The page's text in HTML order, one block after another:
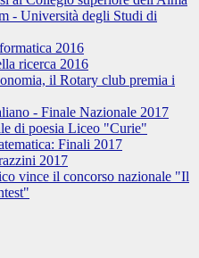
- Università degli Studi di
2016
ricerca 2016
il Rotary club premia i
- Finale Nazionale 2017
di poesia Liceo "Curie"
Finali 2017
2017
vince il concorso nazionale "Il